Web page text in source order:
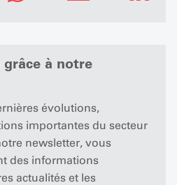
à notre
évolutions,
importantes du secteur
newsletter, vous
des informations
actualités et les